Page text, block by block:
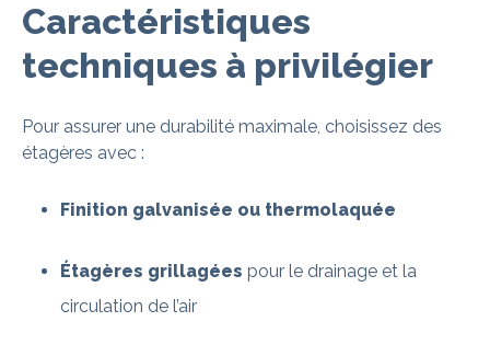
Caractéristiques
techniques à privilégier
Pour assurer une durabilité maximale, choisissez des
étagères avec :
Finition galvanisée ou thermolaquée
Étagères grillagées pour le drainage et la
circulation de l’air